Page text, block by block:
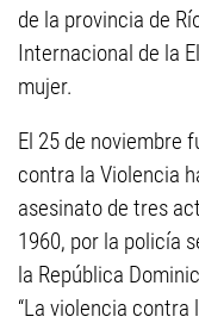
de la provincia de
Internacional de la
mujer.
El 25 de noviembre
contra la Violencia
asesinato de tres
1960, por la policía
la República
“La violencia contra